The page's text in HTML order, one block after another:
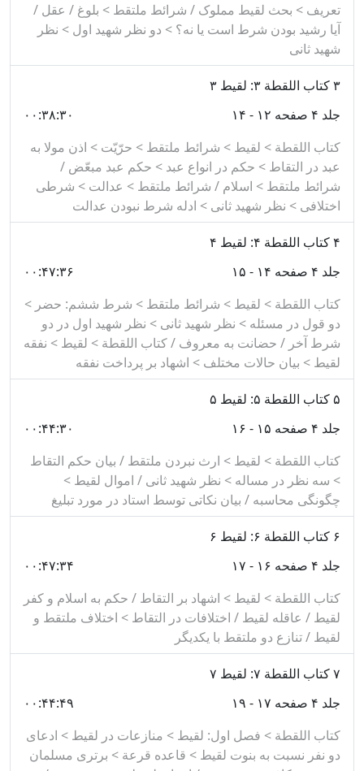
تعریف > بحث لقیط مملوک / شرائط ملتقط > بلوغ / عقل /
آیا رشید بودن شرط است یا نه؟ > دو نظر شهید اول > نظر
شهید ثانی
۳کتاب اللقطة ۳: لقیط ۳
جلد ۴ صفحه ۱۲ - ۱۴
۰۰:۳۸:۳۰
کتاب اللقطة > لقیط > شرائط ملتقط > حرّیّت > اذن مولا به
عبد در التقاط > حکم در انواع عبد > حکم عبد مبعّض /
شرائط ملتقط > اسلام / شرائط ملتقط > عدالت > شرطی
اختلافی > نظر شهید ثانی > ادله شرط نبودن عدالت
۴کتاب اللقطة ۴: لقیط ۴
جلد ۴ صفحه ۱۴ - ۱۵
۰۰:۴۷:۳۶
کتاب اللقطة > لقیط > شرائط ملتقط > شرط ششم: حضر >
دو قول در مسئله > نظر شهید ثانی > نظر شهید اول در دو
شرط آخر / حضانت به معروف / کتاب اللقطة > لقیط > نفقه
لقیط > بیان حالات مختلف > اشهاد بر پرداخت نفقه
۵کتاب اللقطة ۵: لقیط ۵
جلد ۴ صفحه ۱۵ - ۱۶
۰۰:۴۴:۳۰
کتاب اللقطة > لقیط > ارث نبردن ملتقط / بیان حکم التقاط
> سه نظر در مساله > نظر شهید ثانی / اموال لقیط >
چگونگی محاسبه / بیان نکاتی توسط استاد در مورد تبلیغ
۶ کتاب اللقطة ۶: لقیط ۶
جلد ۴ صفحه ۱۶ - ۱۷
۰۰:۴۷:۳۴
کتاب اللقطة > لقیط > اشهاد بر التقاط / حکم به اسلام و کفر
لقیط / عاقله لقیط / اختلافات در التقاط > اختلاف ملتقط و
لقیط / تنازع دو ملتقط با یکدیگر
۷کتاب اللقطة ۷: لقیط ۷
جلد ۴ صفحه ۱۷ - ۱۹
۰۰:۴۴:۴۹
کتاب اللقطة > فصل اول: لقیط > منازعات در لقیط > ادعای
دو نفر نسبت به بنوت لقیط > قاعده قرعة > برتری مسلمان